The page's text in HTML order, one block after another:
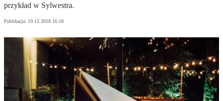
przykład w Sylwestra.
Publikacja: 19.12.2018 16:18